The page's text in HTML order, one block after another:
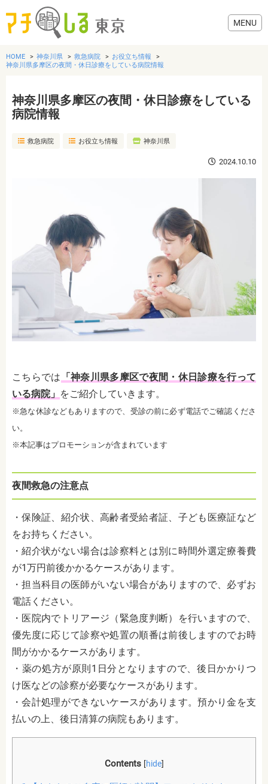
グルメ
美容・健康
おでかけ
生活
HOME 神奈川県 救急病院
お役立ち情報
神奈川県多摩区の夜間・休日診療をしている病院情報
神奈川県多摩区の夜間・休日診療をしている
病院情報
救急病院 お役立ち情報 神奈川県
2024.10.10
こちらでは 「神奈川県多摩区で夜間・休日診療を行って
いる病院」 をご紹介していきます。
※急な休診などもありますので、受診の前に必ず電話でご確認くださ
い。
※本記事はプロモーションが含まれています
夜間救急の注意点
・保険証、紹介状、高齢者受給者証、子ども医療証など
をお持ちください。
・紹介状がない場合は診察料とは別に時間外選定療養費
が1万円前後かかるケースがあります。
・担当科目の医師がいない場合がありますので、必ずお
電話ください。
・医院内でトリアージ（緊急度判断）を行いますので、
優先度に応じて診察や処置の順番は前後しますのでお時
間がかかるケースがあります。
・薬の処方が原則1日分となりますので、後日かかりつ
け医などの診察が必要なケースがあります。
・会計処理ができないケースがあります。預かり金を支
払いの上、後日清算の病院もあります。
Contents [hide]